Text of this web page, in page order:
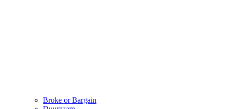
Broke or Bargain